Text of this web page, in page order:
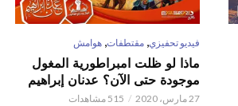
فيديو تحفيزي, مقتطفات, هوامش
ماذا لو ظلت امبراطورية المغول
موجودة حتى الآن؟ عدنان إبراهيم
27 مارس، 2020 515 مشاهدات